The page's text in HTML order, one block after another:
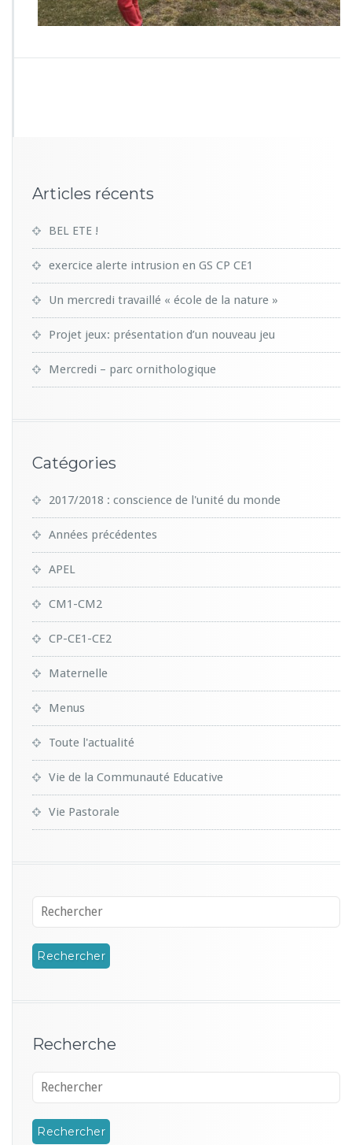
_
1
0
Articles récents
BEL ETE !
exercice alerte intrusion en GS CP CE1
Un mercredi travaillé « école de la nature »
Projet jeux: présentation d’un nouveau jeu
Mercredi – parc ornithologique
Catégories
2017/2018 : conscience de l'unité du monde
Années précédentes
APEL
CM1-CM2
CP-CE1-CE2
Maternelle
Menus
Toute l'actualité
Vie de la Communauté Educative
Vie Pastorale
Recherche